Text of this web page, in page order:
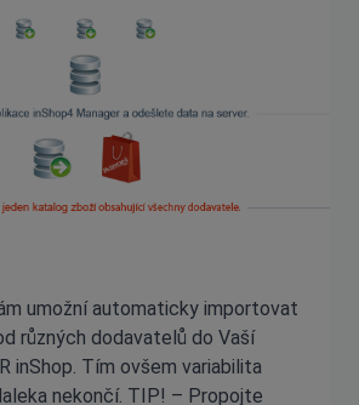
umožní automaticky importovat
různých dodavatelů do Vaší
inShop. Tím ovšem variabilita
nekončí. TIP! – Propojte